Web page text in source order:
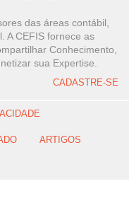
das áreas contábil,
A CEFIS fornece as
Conhecimento,
sua Expertise.
CADASTRE-SE
ARTIGOS